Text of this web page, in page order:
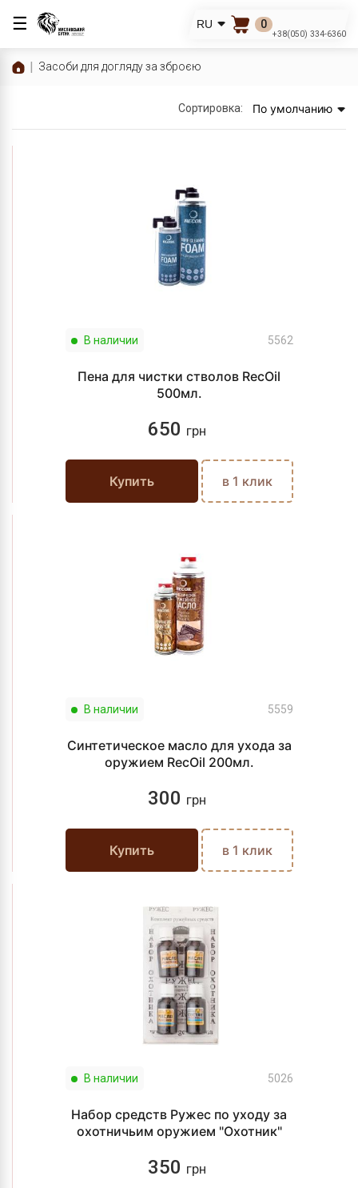
☰ RU 0
+38(050) 334-6360
Засоби для догляду за зброєю
Сортировка: По умолчанию
В наличии 5562
Пена для чистки стволов RecOil
500мл.
650 грн
Купить в 1 клик
В наличии 5559
Синтетическое масло для ухода за
оружием RecOil 200мл.
300 грн
Купить в 1 клик
В наличии 5026
Набор средств Ружес по уходу за
охотничьим оружием "Охотник"
350 грн